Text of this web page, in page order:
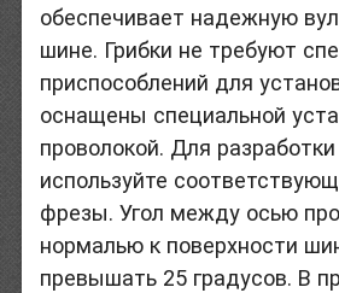
обеспечивает надежную
шине. Грибки не требуют
приспособлений для
оснащены специальной
проволокой. Для
используйте
фрезы. Угол между осью
нормалью к поверхности
превышать 25 градусов. В